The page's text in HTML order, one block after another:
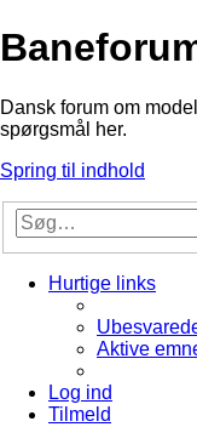
Dansk forum om
spørgsmål her.
Spring til indhold
Hurtige links
Aktive
Log ind
Tilmeld